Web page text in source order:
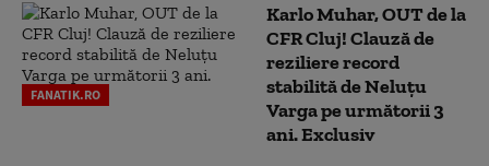
FANATIK.RO
Karlo Muhar, OUT de la
CFR Cluj! Clauză de
reziliere record
stabilită de Neluțu
Varga pe următorii 3
ani. Exclusiv